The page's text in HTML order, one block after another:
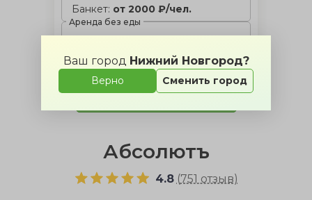
Ваш город Нижний Новгород?
Верно Сменить город
Банкет: от 2000 ₽/чел.
Аренда без еды
35000 ₽ за закрытие зала
Абсолютъ
4.8 (751 отзыв)